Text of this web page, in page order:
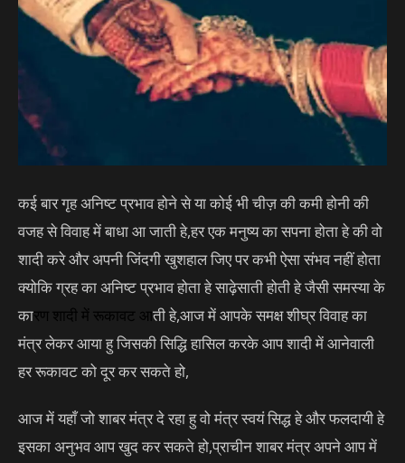
कई बार गृह अनिष्ट प्रभाव होने से या कोई भी चीज़ की कमी होनी की
वजह से विवाह में बाधा आ जाती हे,हर एक मनुष्य का सपना होता हे की वो
शादी करे और अपनी जिंदगी खुशहाल जिए पर कभी ऐसा संभव नहीं होता
क्योकि ग्रह का अनिष्ट प्रभाव होता हे साढ़ेसाती होती हे जैसी समस्या के
कारण शादी में रूकावट आती हे,आज में आपके समक्ष शीघ्र विवाह का
मंत्र लेकर आया हु जिसकी सिद्धि हासिल करके आप शादी में आनेवाली
हर रूकावट को दूर कर सकते हो,
आज में यहाँ जो शाबर मंत्र दे रहा हु वो मंत्र स्वयं सिद्ध हे और फलदायी हे
इसका अनुभव आप खुद कर सकते हो,प्राचीन शाबर मंत्र अपने आप में